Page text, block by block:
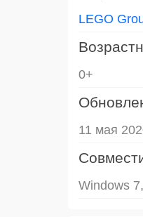
LEGO
0+
11 мая
Windows